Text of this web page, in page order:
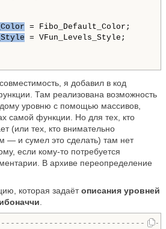
= Fibo_Default_Color;
= VFun_Levels_Style;
я добавил в код
Там реализована возможность
уровню с помощью массивов,
самой функции. Но для тех, кто
(или тех, кто внимательно
— и сумел это сделать) там нет
если кому-то потребуется
В архиве переопределение
которая задаётописания уровней